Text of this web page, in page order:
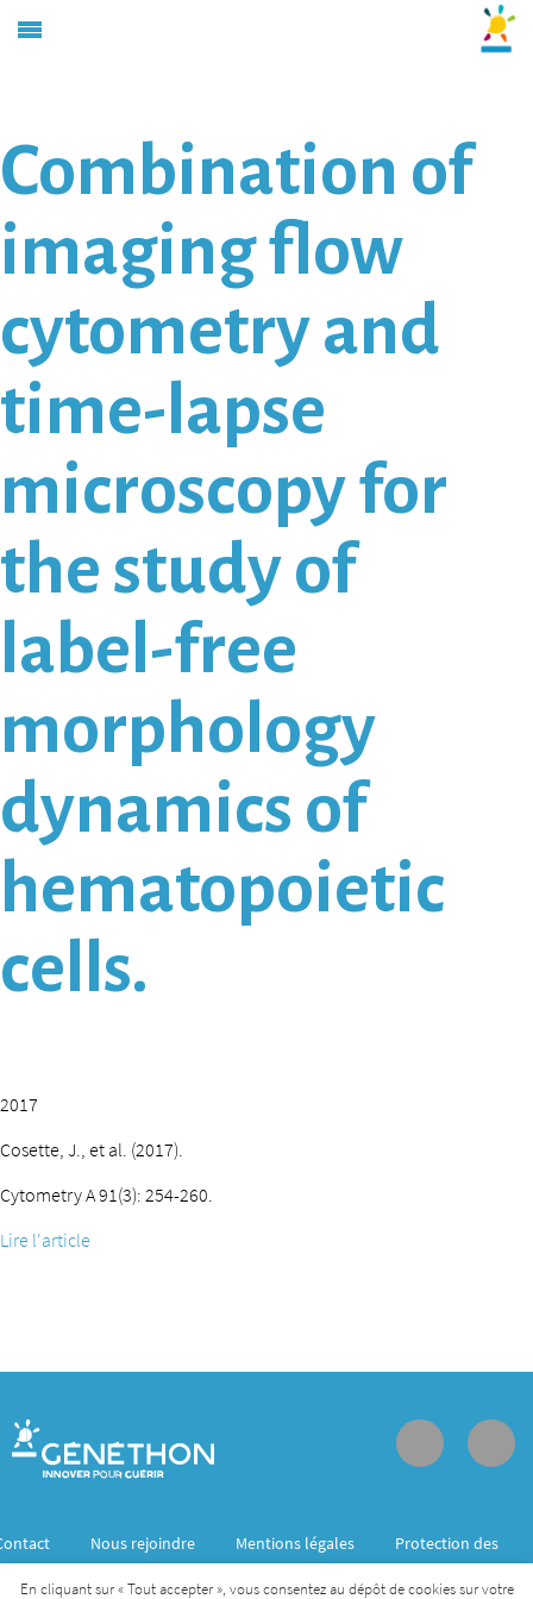
Combination of
imaging flow
cytometry and
time-lapse
microscopy for
the study of
label-free
morphology
dynamics of
hematopoietic
cells.
2017
Cosette, J., et al. (2017).
Cytometry A 91(3): 254-260.
Lire l'article
Nous rejoindre Mentions légales
Protection des
En cliquant sur « Tout accepter », vous consentez au dépôt de cookies sur votre